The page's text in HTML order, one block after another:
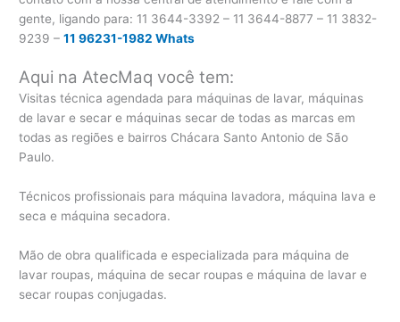
gente, ligando para: 11 3644-3392 – 11 3644-8877 – 11 3832-
9239 –11 96231-1982 Whats
Aqui na AtecMaq você tem:
Visitas técnica agendada para máquinas de lavar, máquinas
de lavar e secar e máquinas secar de todas as marcas em
todas as regiões e bairros Chácara Santo Antonio de São
Paulo.
Técnicos profissionais para máquina lavadora, máquina lava e
seca e máquina secadora.
Mão de obra qualificada e especializada para máquina de
lavar roupas, máquina de secar roupas e máquina de lavar e
secar roupas conjugadas.